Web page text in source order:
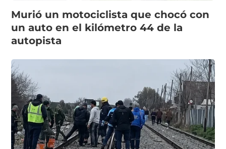
Murió un motociclista que chocó con
un auto en el kilómetro 44 de la
autopista